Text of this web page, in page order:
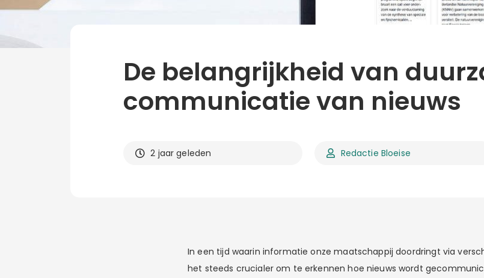
De belangrijkheid van
communicatie van nieuws
2 jaar geleden Redactie Bloeise
In een tijd waarin informatie onze maatschappij doordringt via
het steeds crucialer om te erkennen hoe nieuws wordt